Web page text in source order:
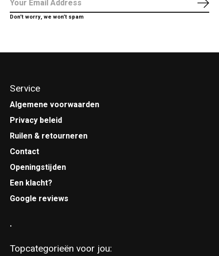
Don’t worry, we won’t spam
Service
Algemene voorwaarden
Privacy beleid
Ruilen & retourneren
Contact
Openingstijden
Een klacht?
Google reviews
.
Topcategorieën voor jou: